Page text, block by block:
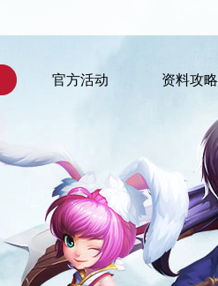
资料攻略
官方活动